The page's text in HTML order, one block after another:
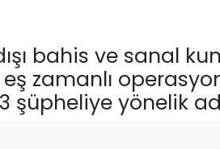
bahis ve sanal
zamanlı
yönelik adli